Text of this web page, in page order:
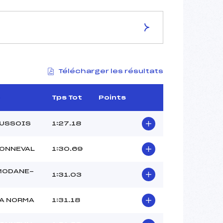
–
–
Télécharger les résultats
Tps Tot Points
1:27.18
1:30.69
1:31.03
NORMA 1:31.18